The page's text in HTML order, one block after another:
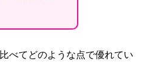
べてどのような点で優れてい